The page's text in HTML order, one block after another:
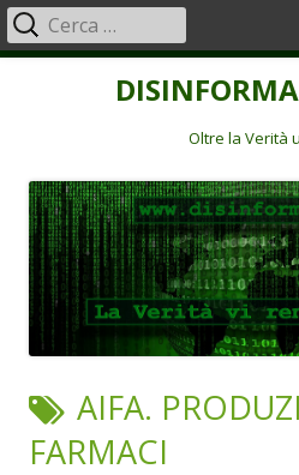
Oltre la Verità
Menu
principale
Ricerca
per:
TAG:
AIFA.
FARMACI